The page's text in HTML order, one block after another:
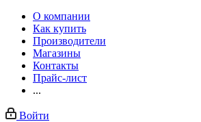
О компании
Как купить
Производители
Магазины
Контакты
Прайс-лист
...
Войти